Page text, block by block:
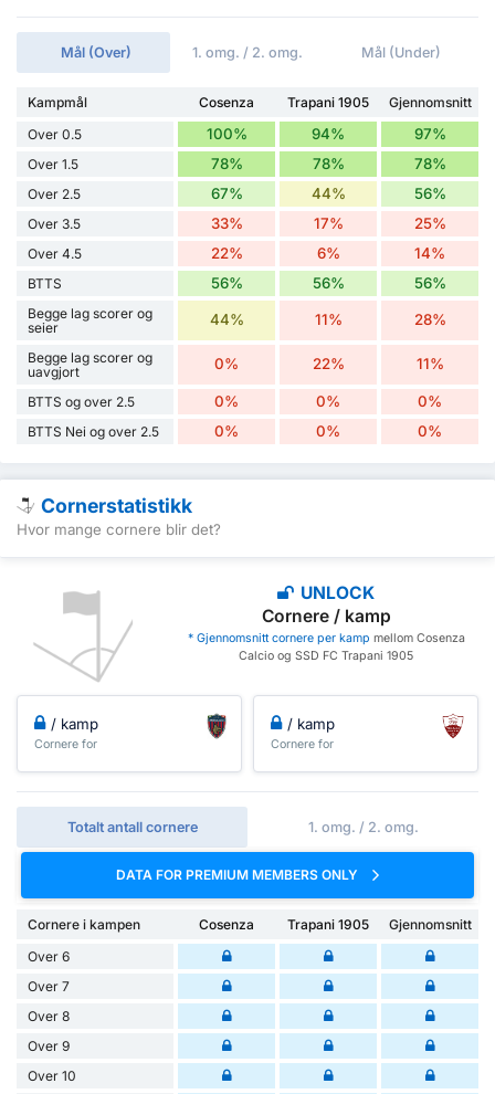
Mål (Over) 1. omg. / 2. omg. Mål (Under)
Kampmål Cosenza Trapani 1905
Gjennomsnitt
Over 0.5
100% 94% 97%
Over 1.5 78% 78% 78%
Over 2.5 67% 44% 56%
Over 3.5 33% 17% 25%
Over 4.5 22% 6% 14%
BTTS 56% 56% 56%
Begge lag scorer og
seier
44% 11% 28%
Begge lag scorer og
uavgjort
0% 22% 11%
BTTS og over 2.5 0% 0% 0%
BTTS Nei og over 2.5 0% 0% 0%
Cornerstatistikk
Hvor mange cornere blir det?
UNLOCK
Cornere / kamp
* Gjennomsnitt cornere per kamp mellom Cosenza
Calcio og SSD FC Trapani 1905
/ kamp
Cornere for
/ kamp
Cornere for
Totalt antall cornere 1. omg. / 2. omg.
DATA FOR PREMIUM MEMBERS ONLY
Cornere i kampen Cosenza Trapani 1905
Gjennomsnitt
Over 6
Over 7
Over 8
Over 9
Over 10